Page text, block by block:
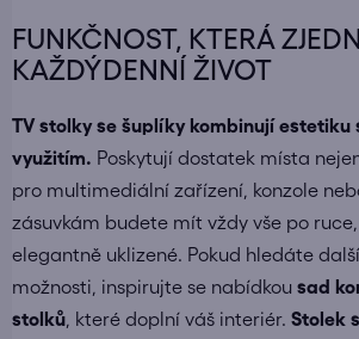
FUNKČNOST, KTERÁ
KAŽDÝDENNÍ ŽIVOT
TV stolky se šuplíky kombinují estetiku
využitím. Poskytují dostatek místa
pro multimediální zařízení, konzole
zásuvkám budete mít vždy vše po
elegantně uklizené. Pokud hledáte
možnosti, inspirujte se nabídkou sad
stolků , které doplní váš interiér. Stolek